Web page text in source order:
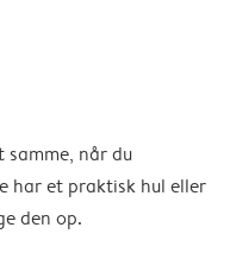
samme, når du
har et praktisk hul eller
den op.